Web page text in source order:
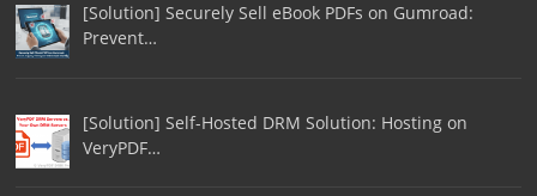
[Solution] Securely Sell eBook PDFs on Gumroad:
Prevent…
[Solution] Self-Hosted DRM Solution: Hosting on
VeryPDF…